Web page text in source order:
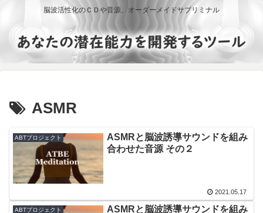
脳波活性化のＣＤや音源、オーダーメイドサブリミナル
ASMR
ABTプロジェクト
ASMRと脳波誘導サウンドを組み
合わせた音源 その２
2021.05.17
ABTプロジェクト
ASMRと脳波誘導サウンドを組み